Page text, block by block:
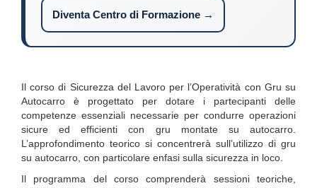
Diventa Centro di Formazione →
Il corso di Sicurezza del Lavoro per l’Operatività con Gru su
Autocarro è progettato per dotare i partecipanti delle
competenze essenziali necessarie per condurre operazioni
sicure ed efficienti con gru montate su autocarro.
L’approfondimento teorico si concentrerà sull’utilizzo di gru
su autocarro, con particolare enfasi sulla sicurezza in loco.
Il programma del corso comprenderà sessioni teoriche,